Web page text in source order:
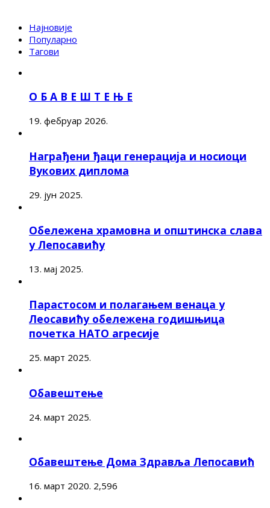
Најновије
Популарно
Тагови
О Б А В Е Ш Т Е Њ Е
19. фебруар 2026.
Награђени ђаци генерација и носиоци
Вукових диплома
29. јун 2025.
Обележена храмовна и општинска слава
у Лепосавићу
13. мај 2025.
Парастосом и полагањем венаца у
Леосавићу обележена годишњица
почетка НАТО агресије
25. март 2025.
Обавештење
24. март 2025.
Обавештење Дома Здравља Лепосавић
16. март 2020. 2,596